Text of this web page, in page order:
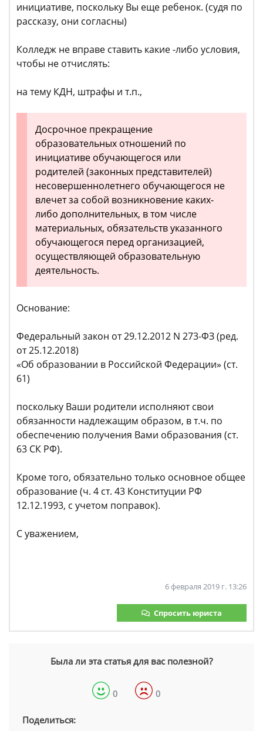
инициативе, поскольку Вы еще ребенок. (судя по
рассказу, они согласны)
Колледж не вправе ставить какие -либо условия,
чтобы не отчислять:
на тему КДН, штрафы и т.п.,
Досрочное прекращение
образовательных отношений по
инициативе обучающегося или
родителей (законных представителей)
несовершеннолетнего обучающегося не
влечет за собой возникновение каких-
либо дополнительных, в том числе
материальных, обязательств указанного
обучающегося перед организацией,
осуществляющей образовательную
деятельность.
Основание:
Федеральный закон от 29.12.2012 N 273-ФЗ (ред.
от 25.12.2018)
«Об образовании в Российской Федерации» (ст.
61)
поскольку Ваши родители исполняют свои
обязанности надлежащим образом, в т.ч. по
обеспечению получения Вами образования (ст.
63 СК РФ).
Кроме того, обязательно только основное общее
образование (ч. 4 ст. 43 Конституции РФ
12.12.1993, с учетом поправок).
С уважением,
6 февраля 2019 г. 13:26
Спросить юриста
Была ли эта статья для вас полезной?
0 0
Поделиться: